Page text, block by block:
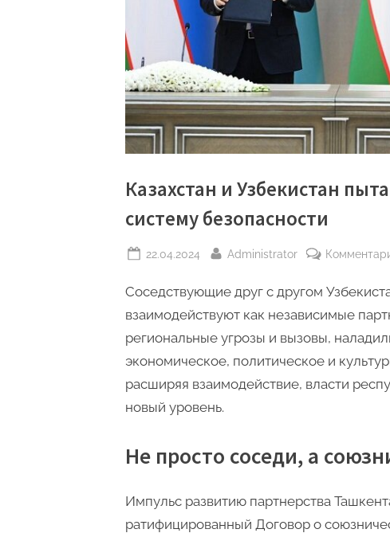
Казахстан и Узбекистан
систему безопасности
Posted
22.04.2024 By
Administrator
Соседствующие друг с другом
взаимодействуют как независимые
региональные угрозы и вызовы,
экономическое, политическое и
расширяя взаимодействие, власти
новый уровень.
Не просто соседи, а
Импульс развитию партнерства
ратифицированный Договор о